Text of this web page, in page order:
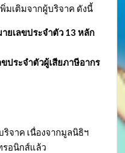
มเติมจากผู้บริจาค ดังนี้
ยเลขประจำตัว 13 หลัก
ประจำตัวผู้เสียภาษีอากร
จาค เนื่องจากมูลนิธิฯ
รอนิกส์แล้ว